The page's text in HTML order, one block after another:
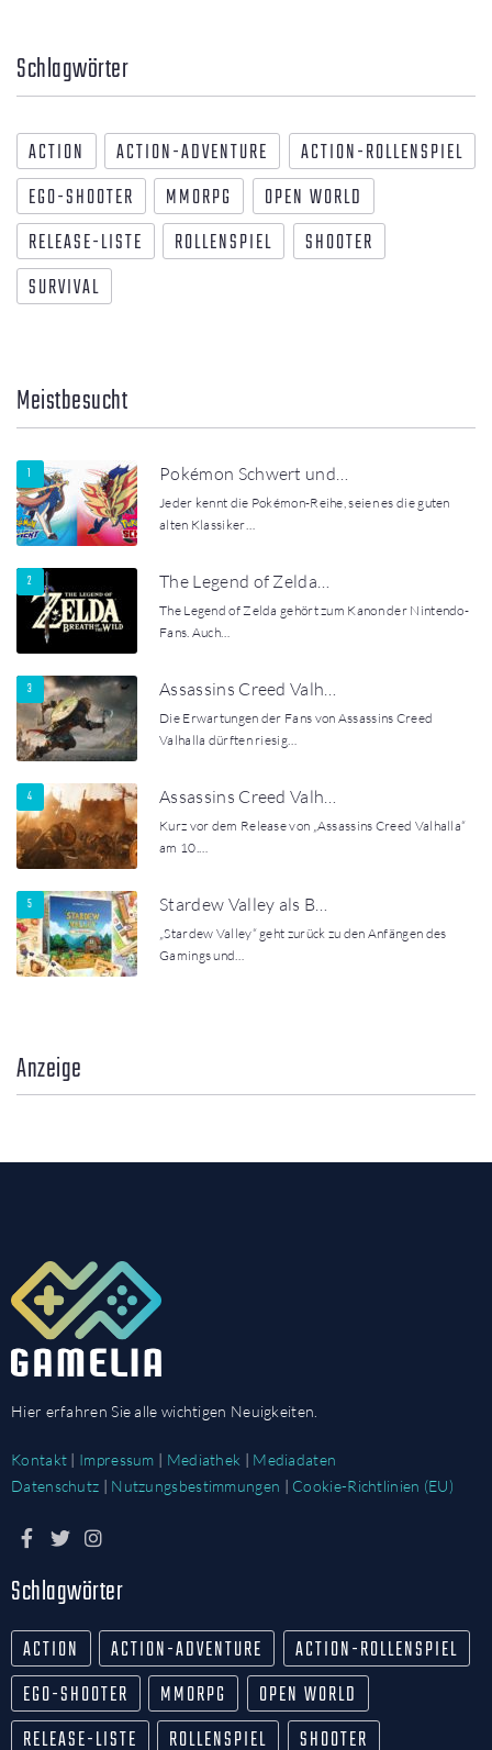
Schlagwörter
ACTION ACTION-ADVENTURE
ACTION-ROLLENSPIEL
EGO-SHOOTER
MMORPG
OPEN WORLD
RELEASE-LISTE
ROLLENSPIEL
SHOOTER
SURVIVAL
Meistbesucht
Pokémon Schwert und…
Jeder kennt die Pokémon-Reihe, seien es die guten
alten Klassiker…
The Legend of Zelda…
The Legend of Zelda gehört zum Kanon der Nintendo-
Fans. Auch…
Assassins Creed Valh…
Die Erwartungen der Fans von Assassins Creed
Valhalla dürften riesig…
Assassins Creed Valh…
Kurz vor dem Release von „Assassins Creed Valhalla“
am 10.…
Stardew Valley als B…
„Stardew Valley“ geht zurück zu den Anfängen des
Gamings und…
Anzeige
Hier erfahren Sie alle wichtigen Neuigkeiten.
Kontakt | Impressum | Mediathek | Mediadaten
Datenschutz | Nutzungsbestimmungen | Cookie-Richtlinien (EU)
Schlagwörter
ACTION ACTION-ADVENTURE
ACTION-ROLLENSPIEL
EGO-SHOOTER
MMORPG
OPEN WORLD
RELEASE-LISTE
ROLLENSPIEL SHOOTER